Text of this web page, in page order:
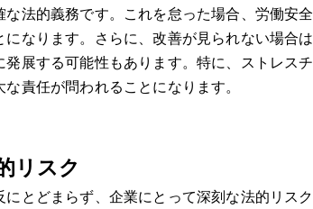
法的義務です。これを怠った場合、労働安
なります。さらに、改善が見られない場合
展する可能性もあります。特に、ストレス
責任が問われることになります。
リスク
とどまらず、企業にとって深刻な法的リス